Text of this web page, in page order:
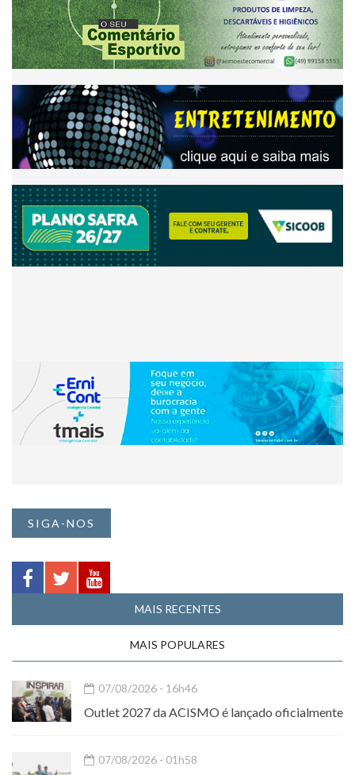
SIGA-NOS
MAIS RECENTES
MAIS POPULARES
07/08/2026 - 16h46
Outlet 2027 da ACISMO é lançado oficialmente
07/08/2026 - 01h58